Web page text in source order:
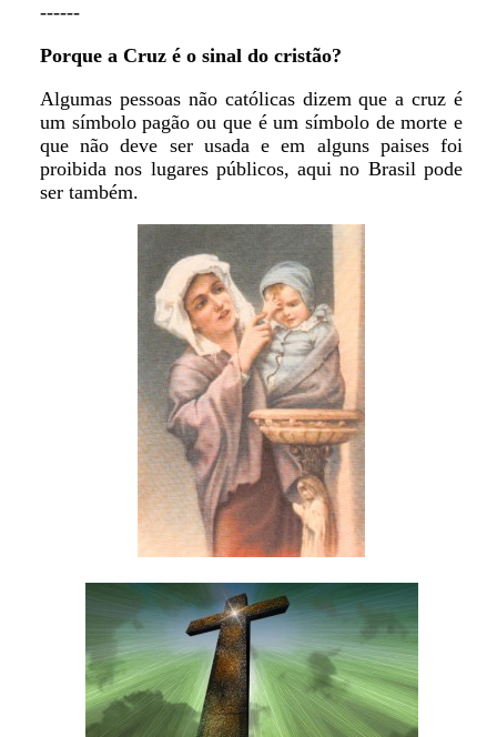
------
Porque a Cruz é o sinal do cristão?
Algumas pessoas não católicas dizem que a cruz é
um símbolo pagão ou que é um símbolo de morte e
que não deve ser usada e em alguns paises foi
proibida nos lugares públicos, aqui no Brasil pode
ser também.